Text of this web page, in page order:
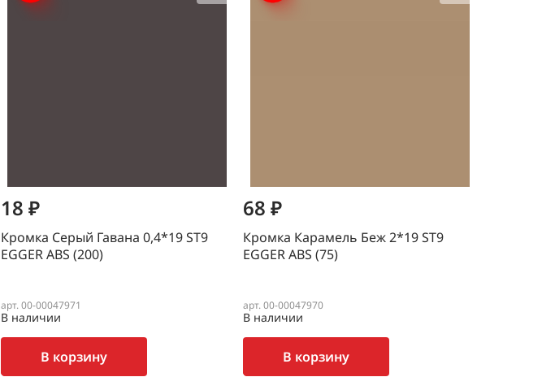
18 ₽
Кромка Серый Гавана 0,4*19 ST9
EGGER ABS (200)
арт. 00-00047971
В наличии
В корзину
68 ₽
Кромка Карамель Беж 2*19 ST9
EGGER ABS (75)
арт. 00-00047970
В наличии
В корзину